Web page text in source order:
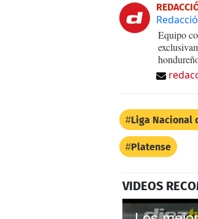
Equipo
Liga Nacional
Platense
VIDEOS